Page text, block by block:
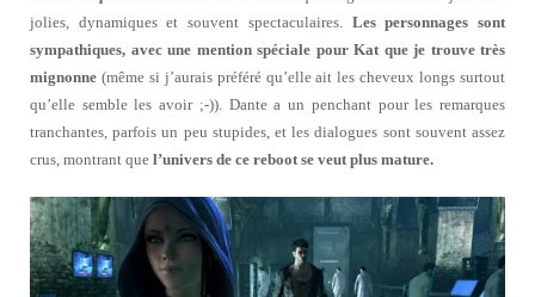
jolies, dynamiques et souvent spectaculaires. Les personnages sont
sympathiques, avec une mention spéciale pour Kat que je trouve très
mignonne (même si j’aurais préféré qu’elle ait les cheveux longs surtout
qu’elle semble les avoir ;-)). Dante a un penchant pour les remarques
tranchantes, parfois un peu stupides, et les dialogues sont souvent assez
crus, montrant que l’univers de ce reboot se veut plus mature.